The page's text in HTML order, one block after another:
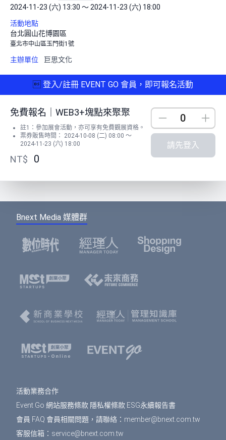
2024-11-23 (六) 13:30 ～ 2024-11-23 (六) 18:00
活動地點
台北圓山花博園區
臺北市中山區玉門街1號
主辦單位 巨思文化
 登入/註冊 EVENT GO 會員，即可報名活動
免費報名｜WEB3+塊點來聚聚
註1：參加展會活動，亦可享有免費觀展資格。
票券販售時間： 2024-10-08 (二) 08:00 ～
2024-11-23 (六) 18:00
NT$ 0
Down
請先登入
Bnext Media 媒體群
活動業務合作
Event Go 網站服務條款 隱私權條款 ESG永續報告書
會員 FAQ 會員相關問題，請聯絡： member@bnext.com.tw
客服信箱： service@bnext.com.tw